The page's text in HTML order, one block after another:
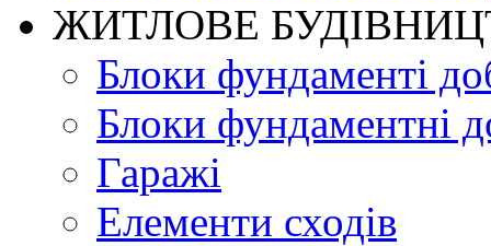
ЖИТЛОВЕ
Блоки фундаменті
Блоки фундаментні
Гаражі
Елементи сходів